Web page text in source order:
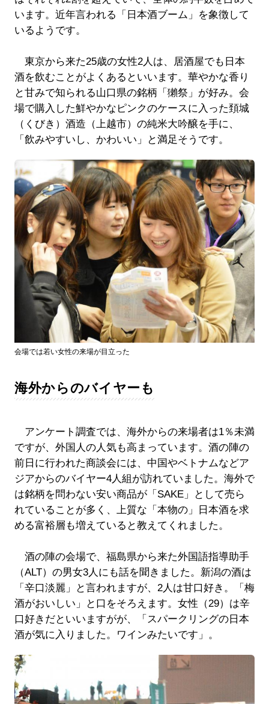
います。近年言われる「日本酒ブーム」を象徴して
いるようです。
東京から来た25歳の女性2人は、居酒屋でも日本
酒を飲むことがよくあるといいます。華やかな香り
と甘みで知られる山口県の銘柄「獺祭」が好み。会
場で購入した鮮やかなピンクのケースに入った頚城
（くびき）酒造（上越市）の純米大吟醸を手に、
「飲みやすいし、かわいい」と満足そうです。
会場では若い女性の来場が目立った
海外からのバイヤーも
アンケート調査では、海外からの来場者は1％未満
ですが、外国人の人気も高まっています。酒の陣の
前日に行われた商談会には、中国やベトナムなどア
ジアからのバイヤー4人組が訪れていました。海外で
は銘柄を問わない安い商品が「SAKE」として売ら
れていることが多く、上質な「本物の」日本酒を求
める富裕層も増えていると教えてくれました。
酒の陣の会場で、福島県から来た外国語指導助手
（ALT）の男女3人にも話を聞きました。新潟の酒は
「辛口淡麗」と言われますが、2人は甘口好き。「梅
酒がおいしい」と口をそろえます。女性（29）は辛
口好きだといいますがが、「スパークリングの日本
酒が気に入りました。ワインみたいです」。